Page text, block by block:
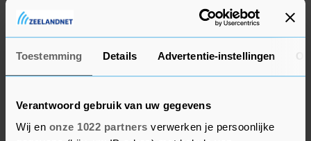
Toestemming Details Advertentie-instellingen
Verantwoord gebruik van uw gegevens
Wij en onze 1022 partners verwerken je persoonlijke
die zaken vergelijkbaar zijn.
Onduidelijk blijft dan nog of ook mensen die geen
bezwaar hebben gemaakt geld terug kunnen
krijgen. Van Rij heeft daarover een spoedadvies
gevraagd aan de landsadvocaat. Op basis
daarvan stelt hij vast dat het "juridisch